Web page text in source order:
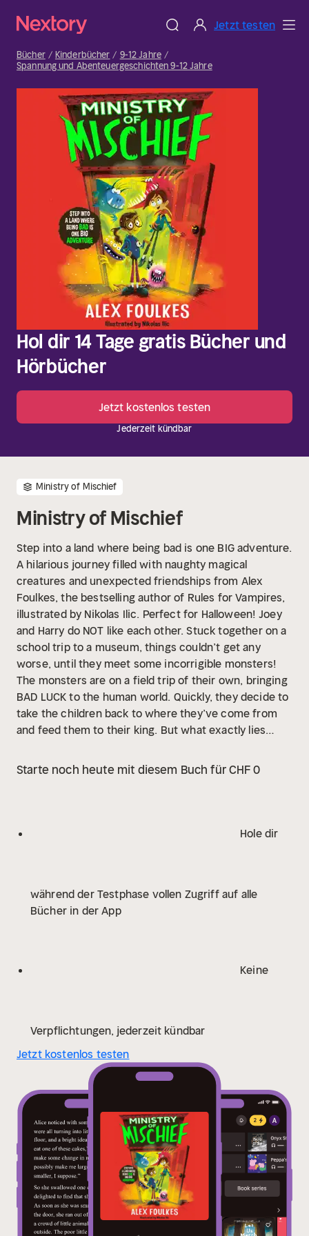
Jetzt testen
Bücher Kinderbücher
9-12 Jahre
Spannung und Abenteuergeschichten 9-12 Jahre
Hol dir 14 Tage gratis Bücher und
Hörbücher
Jetzt kostenlos testen
Jederzeit kündbar
Ministry of Mischief
Ministry of Mischief
Step into a land where being bad is one BIG adventure.
A hilarious journey filled with naughty magical
creatures and unexpected friendships from Alex
Foulkes, the bestselling author of Rules for Vampires,
illustrated by Nikolas Ilic. Perfect for Halloween! Joey
and Harry do NOT like each other. Stuck together on a
school trip to a museum, things couldn’t get any
worse, until they meet some incorrigible monsters!
The monsters are on a field trip of their own, bringing
BAD LUCK to the human world. Quickly, they decide to
take the children back to where they’ve come from
and feed them to their king. But what exactly lies
Will they make it back home in time for tea? Or will
romps will devour Rules for Vampires' Phil Earle,
deadly funny, twisty, gothic romp with the loveliest
vampire. Sara Ogilvie’s illustrations are the perfect
Starte noch heute mit diesem Buch für CHF 0
Hole dir
während der Testphase vollen Zugriff auf alle
Bücher in der App
Keine
Verpflichtungen, jederzeit kündbar
Jetzt kostenlos testen